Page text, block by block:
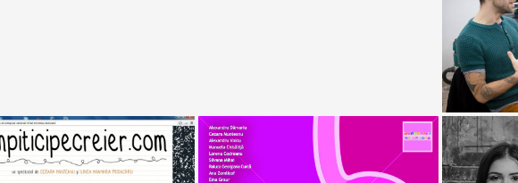
dragostei de Sabina Balan Spalatoria